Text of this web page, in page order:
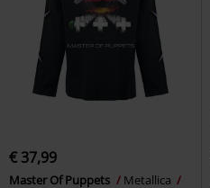
€ 37,99
Master Of Puppets
Metallica